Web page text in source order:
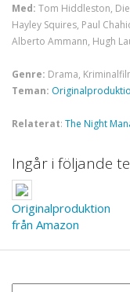
Med: Tom Hiddleston,
Hayley Squires, Paul
Alberto Ammann, Hugh
Genre: Drama,
Teman:
Relaterat: The Night
Ingår i följande
Originalproduktion
från Amazon